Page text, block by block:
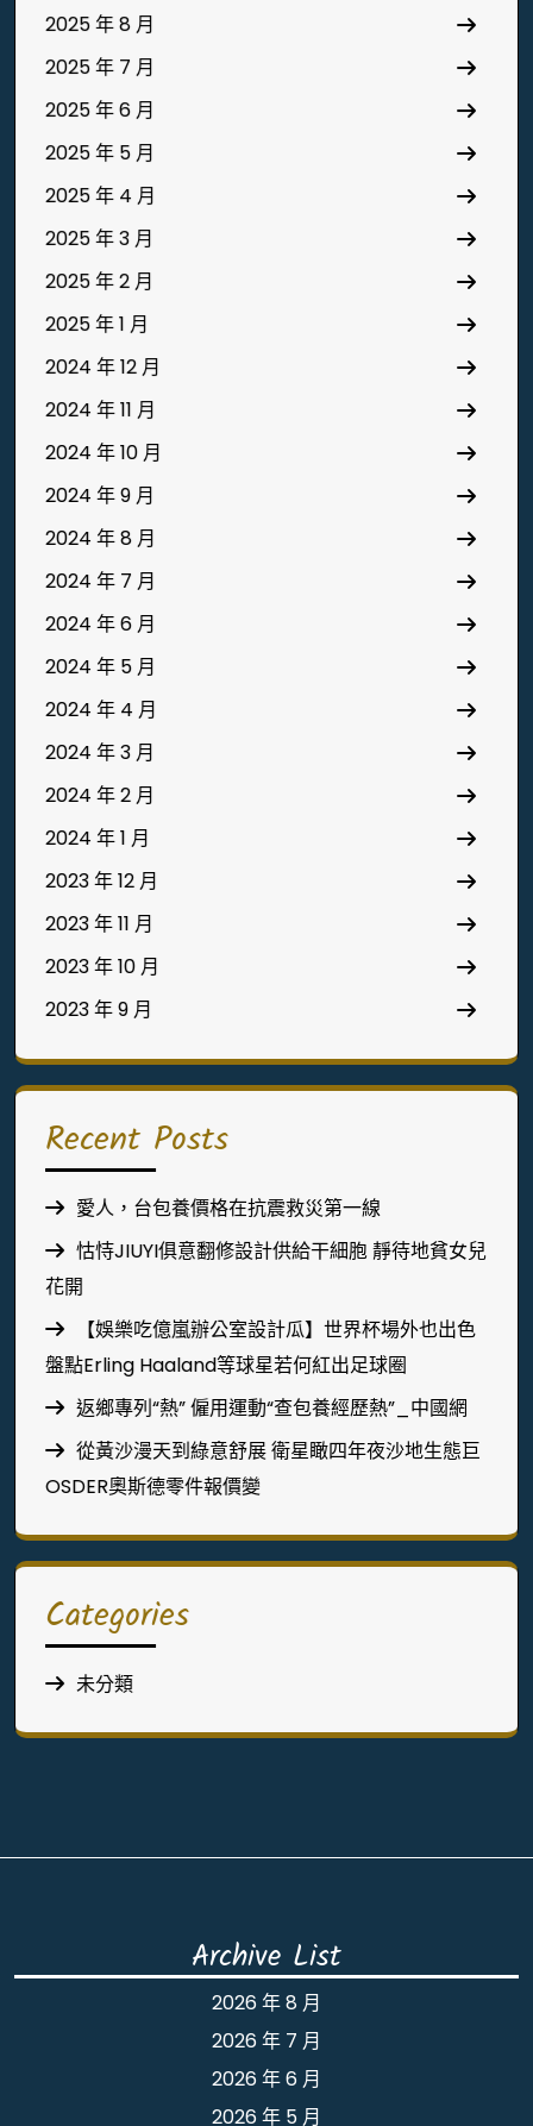
2025 年 8 月
2025 年 7 月
2025 年 6 月
2025 年 5 月
2025 年 4 月
2025 年 3 月
2025 年 2 月
2025 年 1 月
2024 年 12 月
2024 年 11 月
2024 年 10 月
2024 年 9 月
2024 年 8 月
2024 年 7 月
2024 年 6 月
2024 年 5 月
2024 年 4 月
2024 年 3 月
2024 年 2 月
2024 年 1 月
2023 年 12 月
2023 年 11 月
2023 年 10 月
2023 年 9 月
Recent Posts
愛人，台包養價格在抗震救災第一線
怙恃JIUYI俱意翻修設計供給干細胞 靜待地貧女兒
花開
【娛樂吃億嵐辦公室設計瓜】世界杯場外也出色
盤點Erling Haaland等球星若何紅出足球圈
返鄉專列“熱” 僱用運動“查包養經歷熱”_中國網
從黃沙漫天到綠意舒展 衛星瞰四年夜沙地生態巨
OSDER奧斯德零件報價變
Categories
未分類
Archive List
2026 年 8 月
2026 年 7 月
2026 年 6 月
2026 年 5 月